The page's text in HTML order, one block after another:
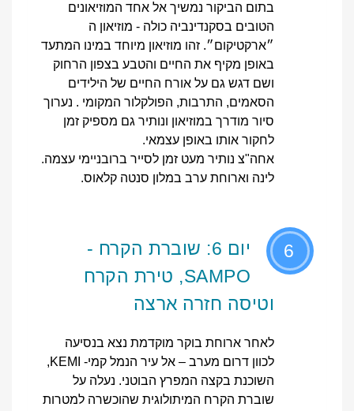
בתום הביקור נמשיך אל אחד המוזיאונים
הטובים בסקנדינביה כולה - מוזיאון ה
״ארקטיקום״. זהו מוזיאון מיוחד במינו המתעד
באופן מקיף את החיים והטבע בצפון הרחוק
ושם דגש גם על אורח החיים של הילידים
הסאמים, התרבות, הפולקלור המקומי . נערוך
סיור מודרך במוזיאון ונותיר גם מספיק זמן
לחקור אותו באופן עצמאי.
אחה"צ נותיר מעט זמן לסייר ברובניימי עצמה.
לינה וארוחת ערב במלון סנטה קלאוס.
6
יום 6: שוברת הקרח -
SAMPO, טירת הקרח
וטיסה חזרה ארצה
לאחר ארוחת בוקר מוקדמת נצא בנסיעה
לכוון דרום מערב – אל עיר הנמל קמי- KEMI,
השוכנת בקצה המפרץ הבוטני. נעלה על
שוברת הקרח המיתולוגית שהוכשרה למטרות